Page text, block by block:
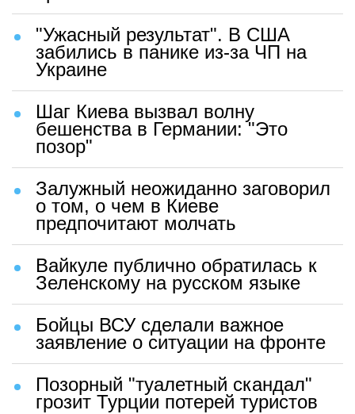
"Ужасный результат". В США
забились в панике из-за ЧП на
Украине
Шаг Киева вызвал волну
бешенства в Германии: "Это
позор"
Залужный неожиданно заговорил
о том, о чем в Киеве
предпочитают молчать
Вайкуле публично обратилась к
Зеленскому на русском языке
Бойцы ВСУ сделали важное
заявление о ситуации на фронте
Позорный "туалетный скандал"
грозит Турции потерей туристов